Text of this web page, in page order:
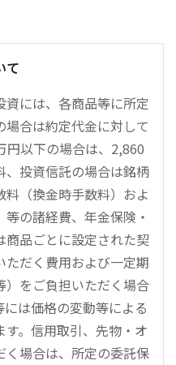
て
資には、各商品等に所定
合は約定代金に対して
円以下の場合は、2,860
、投資信託の場合は銘柄
料（換金時手数料）およ
の諸経費、年金保険・
品ごとに設定された契
だく費用および一定期
）をご負担いただく場合
は価格の変動等による
。信用取引、先物・オ
く場合は、所定の委託保